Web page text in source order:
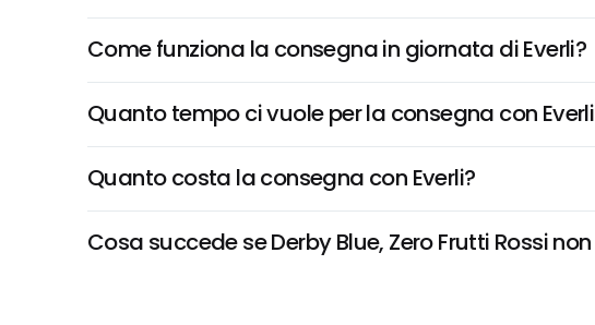
Come funziona la consegna in giornata di Everli?
Quanto tempo ci vuole per la consegna con
Quanto costa la consegna con Everli?
Cosa succede se Derby Blue, Zero Frutti Rossi